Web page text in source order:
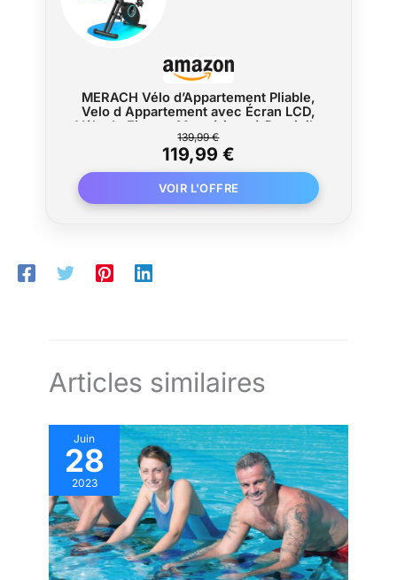
MERACH Vélo d’Appartement Pliable,
Velo d Appartement avec Écran LCD,
Vélo de Fitness Magnétique à Domicile
avec Coussin Confortable, Gain de
Place, Pour l’Entraînement Cardio,
Capacité Max 136KG
139,99 €
119,99 €
Articles similaires
Juin
28
2023